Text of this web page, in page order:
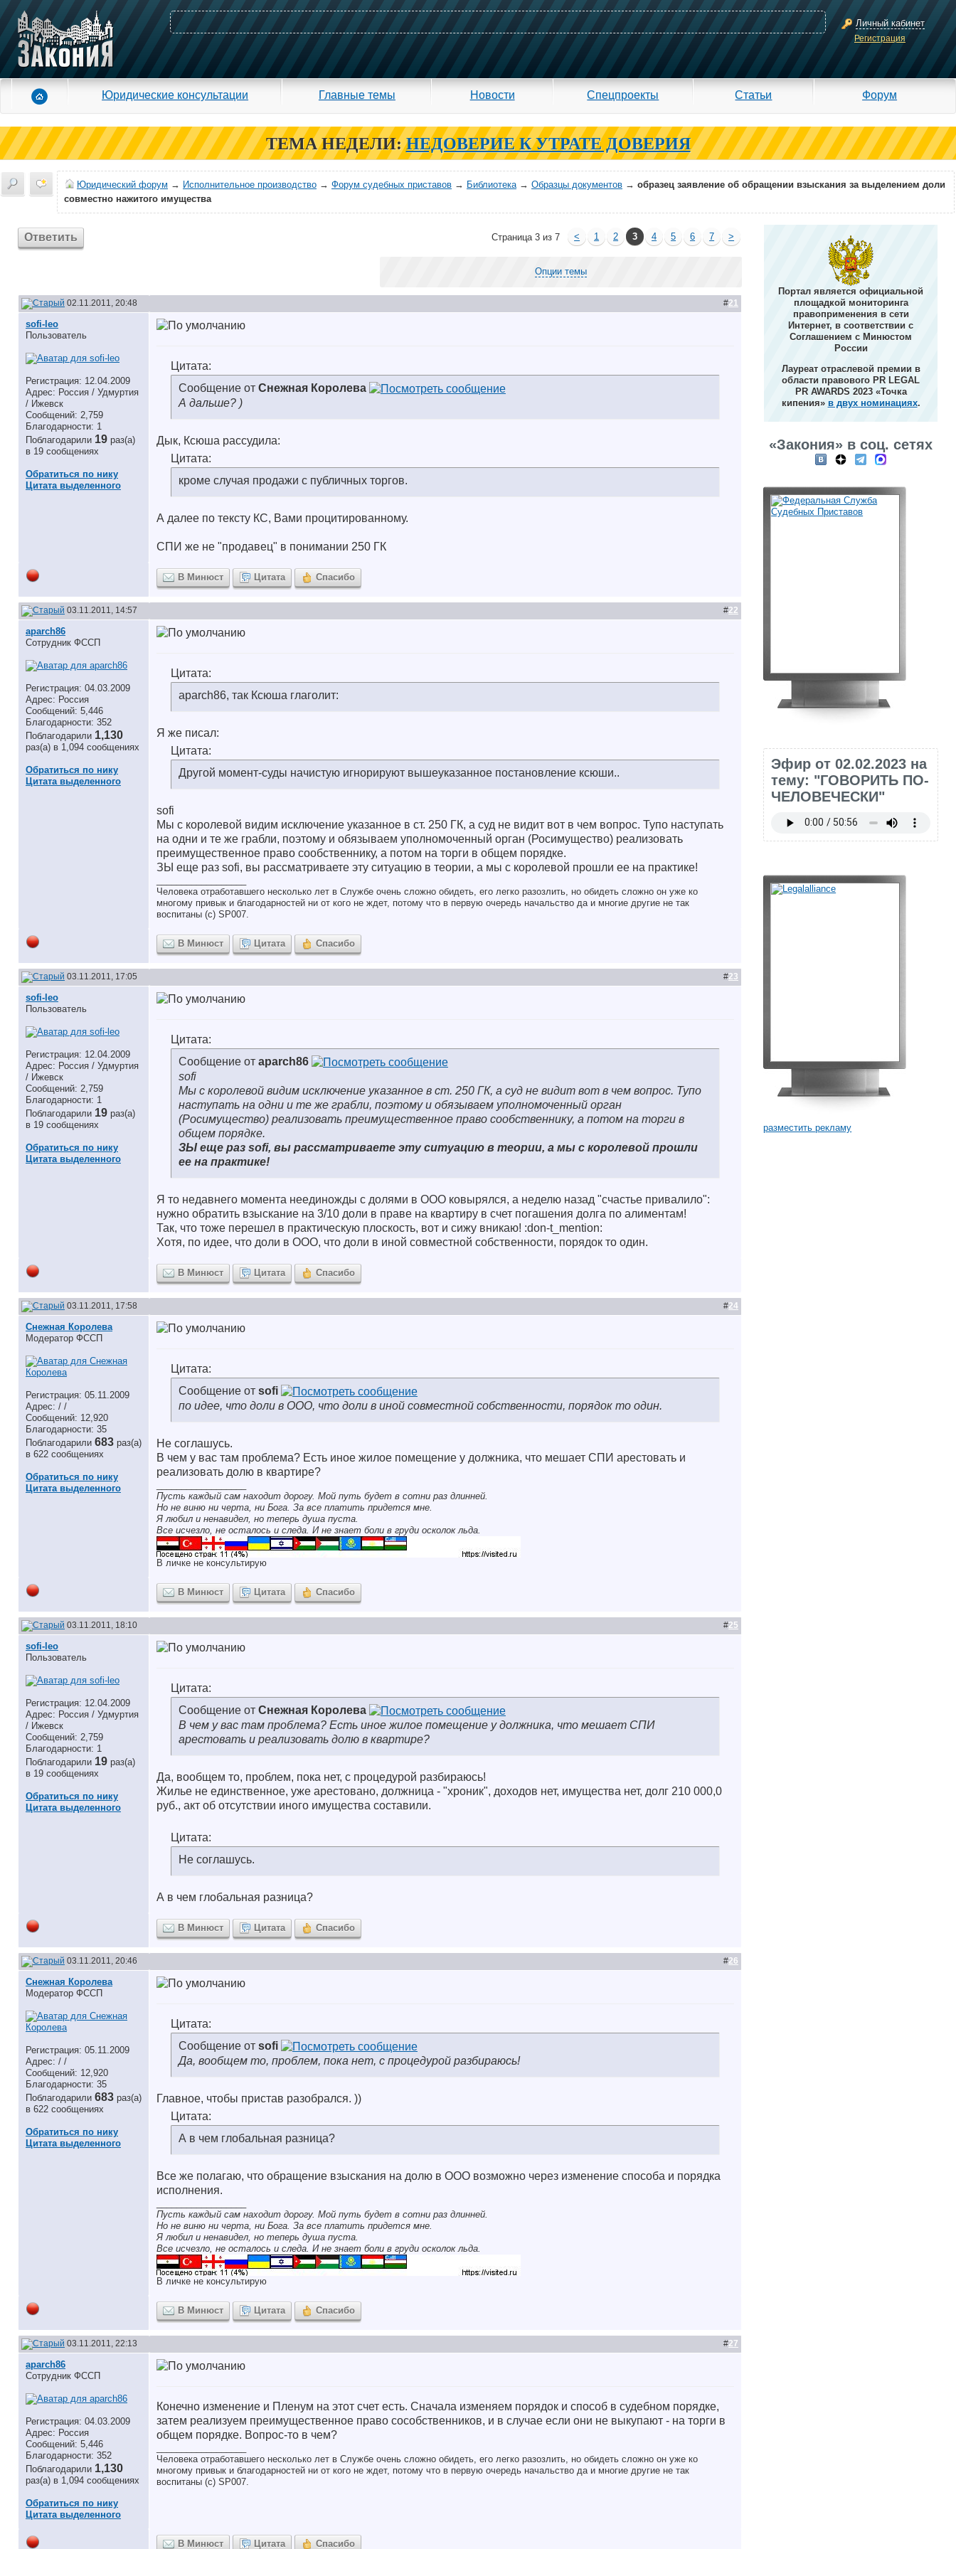
Личный кабинет
Регистрация
Юридические консультации Главные темы Новости Спецпроекты Статьи Форум
ТЕМА НЕДЕЛИ: НЕДОВЕРИЕ К УТРАТЕ ДОВЕРИЯ
Юридический форум → Исполнительное производство → Форум судебных приставов → Библиотека→ Образцы документов → образец заявление об обращении взыскания за выделением доли
совместно нажитого имущества
Ответить Страница 3 из 7 < 1 2 3 4 5 6 7 >
Опции темы
02.11.2011, 20:48 #21
sofi-leo
Пользователь
Регистрация: 12.04.2009
Адрес: Россия / Удмуртия
/ Ижевск
Сообщений: 2,759
Благодарности: 1
Поблагодарили 19 раз(а)
в 19 сообщениях
Обратиться по нику
Цитата выделенного
Цитата:
Сообщение от Снежная Королева
А дальше? )
Дык, Ксюша рассудила:
Цитата:
кроме случая продажи с публичных торгов.
А далее по тексту КС, Вами процитированному.
СПИ же не "продавец" в понимании 250 ГК
В Минюст Цитата Спасибо
03.11.2011, 14:57 #22
aparch86
Сотрудник ФССП
Регистрация: 04.03.2009
Адрес: Россия
Сообщений: 5,446
Благодарности: 352
Поблагодарили 1,130
раз(а) в 1,094 сообщениях
Обратиться по нику
Цитата выделенного
Цитата:
aparch86, так Ксюша глаголит:
Я же писал:
Цитата:
Другой момент-суды начистую игнорируют вышеуказанное постановление ксюши..
sofi
Мы с королевой видим исключение указанное в ст. 250 ГК, а суд не видит вот в чем вопрос. Тупо наступать
на одни и те же грабли, поэтому и обязываем уполномоченный орган (Росимущество) реализовать
преимущественное право сообственнику, а потом на торги в общем порядке.
ЗЫ еще раз sofi, вы рассматриваете эту ситуацию в теории, а мы с королевой прошли ее на практике!
Человека отработавшего несколько лет в Службе очень сложно обидеть, его легко разозлить, но обидеть сложно он уже ко
многому привык и благодарностей ни от кого не ждет, потому что в первую очередь начальство да и многие другие не так
воспитаны (с) SP007.
В Минюст Цитата Спасибо
03.11.2011, 17:05 #23
sofi-leo
Пользователь
Регистрация: 12.04.2009
Адрес: Россия / Удмуртия
/ Ижевск
Сообщений: 2,759
Благодарности: 1
Поблагодарили 19 раз(а)
в 19 сообщениях
Обратиться по нику
Цитата выделенного
Цитата:
Сообщение от aparch86
sofi
Мы с королевой видим исключение указанное в ст. 250 ГК, а суд не видит вот в чем вопрос. Тупо
наступать на одни и те же грабли, поэтому и обязываем уполномоченный орган
(Росимущество) реализовать преимущественное право сообственнику, а потом на торги в
общем порядке.
ЗЫ еще раз sofi, вы рассматриваете эту ситуацию в теории, а мы с королевой прошли
ее на практике!
Я то недавнего момента неединожды с долями в ООО ковырялся, а неделю назад "счастье привалило":
нужно обратить взыскание на 3/10 доли в праве на квартиру в счет погашения долга по алиментам!
Так, что тоже перешел в практическую плоскость, вот и сижу вникаю! :don-t_mention:
Хотя, по идее, что доли в ООО, что доли в иной совместной собственности, порядок то один.
В Минюст Цитата Спасибо
03.11.2011, 17:58 #24
Снежная Королева
Модератор ФССП
Регистрация: 05.11.2009
Адрес: / /
Сообщений: 12,920
Благодарности: 35
Поблагодарили 683 раз(а)
в 622 сообщениях
Обратиться по нику
Цитата выделенного
Цитата:
Сообщение от sofi
по идее, что доли в ООО, что доли в иной совместной собственности, порядок то один.
Не соглашусь.
В чем у вас там проблема? Есть иное жилое помещение у должника, что мешает СПИ арестовать и
реализовать долю в квартире?
Пусть каждый сам находит дорогу. Мой путь будет в сотни раз длинней.
Но не виню ни черта, ни Бога. За все платить придется мне.
Я любил и ненавидел, но теперь душа пуста.
Все исчезло, не осталось и следа. И не знает боли в груди осколок льда.
В личке не консультирую
В Минюст Цитата Спасибо
03.11.2011, 18:10 #25
sofi-leo
Пользователь
Регистрация: 12.04.2009
Адрес: Россия / Удмуртия
/ Ижевск
Сообщений: 2,759
Благодарности: 1
Поблагодарили 19 раз(а)
в 19 сообщениях
Обратиться по нику
Цитата выделенного
Цитата:
Сообщение от Снежная Королева
В чем у вас там проблема? Есть иное жилое помещение у должника, что мешает СПИ
арестовать и реализовать долю в квартире?
Да, вообщем то, проблем, пока нет, с процедурой разбираюсь!
Жилье не единственное, уже арестовано, должница - "хроник", доходов нет, имущества нет, долг 210 000,0
руб., акт об отсутствии иного имущества составили.
Цитата:
Не соглашусь.
А в чем глобальная разница?
В Минюст Цитата Спасибо
03.11.2011, 20:46 #26
Снежная Королева
Модератор ФССП
Регистрация: 05.11.2009
Адрес: / /
Сообщений: 12,920
Благодарности: 35
Поблагодарили 683 раз(а)
в 622 сообщениях
Обратиться по нику
Цитата выделенного
Цитата:
Сообщение от sofi
Да, вообщем то, проблем, пока нет, с процедурой разбираюсь!
Главное, чтобы пристав разобрался. ))
Цитата:
А в чем глобальная разница?
Все же полагаю, что обращение взыскания на долю в ООО возможно через изменение способа и порядка
исполнения.
Пусть каждый сам находит дорогу. Мой путь будет в сотни раз длинней.
Но не виню ни черта, ни Бога. За все платить придется мне.
Я любил и ненавидел, но теперь душа пуста.
Все исчезло, не осталось и следа. И не знает боли в груди осколок льда.
В личке не консультирую
В Минюст Цитата Спасибо
03.11.2011, 22:13 #27
aparch86
Сотрудник ФССП
Регистрация: 04.03.2009
Адрес: Россия
Сообщений: 5,446
Благодарности: 352
Поблагодарили 1,130
раз(а) в 1,094 сообщениях
Обратиться по нику
Цитата выделенного
Конечно изменение и Пленум на этот счет есть. Сначала изменяем порядок и способ в судебном порядке,
затем реализуем преимущественное право сособственников, и в случае если они не выкупают - на торги в
общем порядке. Вопрос-то в чем?
Человека отработавшего несколько лет в Службе очень сложно обидеть, его легко разозлить, но обидеть сложно он уже ко
многому привык и благодарностей ни от кого не ждет, потому что в первую очередь начальство да и многие другие не так
воспитаны (с) SP007.
В Минюст Цитата Спасибо
Портал является официальной
площадкой мониторинга
правоприменения в сети
Интернет, в соответствии с
Соглашением с Минюстом
России
Лауреат отраслевой премии в
области правового PR LEGAL
PR AWARDS 2023 «Точка
кипения» в двух номинациях.
«Закония» в соц. сетях
Эфир от 02.02.2023 на
тему: "ГОВОРИТЬ ПО-
ЧЕЛОВЕЧЕСКИ"
разместить рекламу